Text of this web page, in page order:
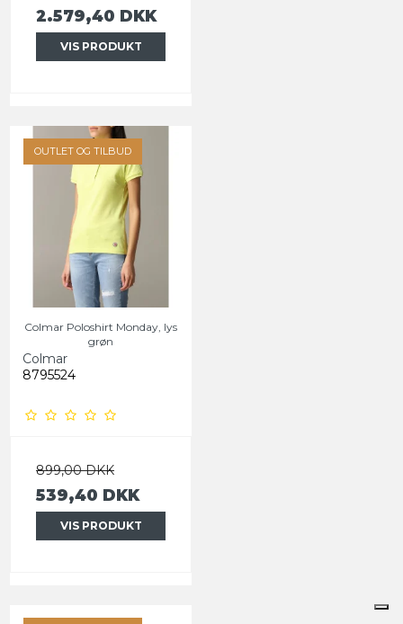
2.579,40 DKK
VIS PRODUKT
OUTLET OG TILBUD
Colmar Poloshirt Monday, lys
grøn
Colmar
8795524
899,00 DKK
539,40 DKK
VIS PRODUKT